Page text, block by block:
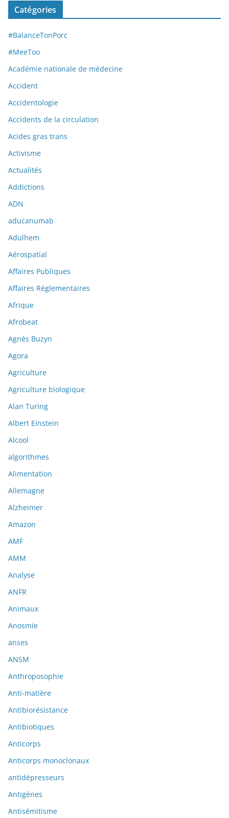
Catégories
#BalanceTonPorc
#MeeToo
Académie nationale de médecine
Accident
Accidentologie
Accidents de la circulation
Acides gras trans
Activisme
Actualités
Addictions
ADN
aducanumab
Adulhem
Aérospatial
Affaires Publiques
Affaires Réglementaires
Afrique
Afrobeat
Agnès Buzyn
Agora
Agriculture
Agriculture biologique
Alan Turing
Albert Einstein
Alcool
algorithmes
Alimentation
Allemagne
Alzheimer
Amazon
AMF
AMM
Analyse
ANFR
Animaux
Anosmie
anses
ANSM
Anthroposophie
Anti-matière
Antibiorésistance
Antibiotiques
Anticorps
Anticorps monoclonaux
antidépresseurs
Antigènes
Antisémitisme